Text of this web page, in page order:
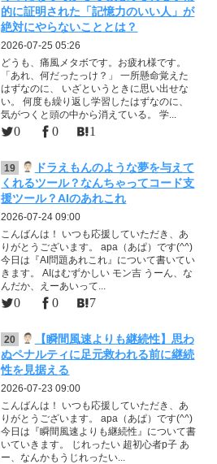
的に証明された「記憶力のいい人」が
絶対にやらないこととは？
2026-07-25 05:26
どうも、痛風メタボです。お疲れ様です。
「あれ、何だったっけ？」 一所懸命覚えた
はずなのに、 いざというときに思い出せな
い。 何度も繰り返し学習したはずなのに、
気がつくと頭の中から消えている。 学...
0 0 1
19
ドラえもんのような夢を与えて
くれるツール？なんちゃってコード支
援ツール？AIのあれこれ
2026-07-24 09:00
こんばんは！ いつも応援していただき、あ
りがとうございます。 apa（あぱ）です(^^)
今日は『AI問題あれこれ』について書いてい
きます。 AIはむずかしい モン吉 うーん、な
んだか、えーあいって...
0 0 7
20
【瞬間風速よりも継続性】思わ
ぬペナルティに足元救われる前に継続
性を見据える
2026-07-23 09:00
こんばんは！ いつも応援していただき、あ
りがとうございます。 apa（あぱ）です(^^)
今日は『瞬間風速よりも継続性』について書
いていきます。 じれったい 超初心者p子 あ
ー、なんかもうじれったい...